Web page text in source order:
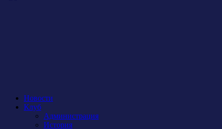
Новости
Клуб
Администрация
История